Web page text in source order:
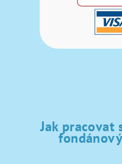
Jak pracovat